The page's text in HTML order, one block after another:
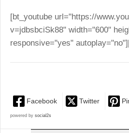
[bt_youtube url="https://
v=jdbsbciSk88" width="600"
responsive="yes"
Facebook Twitter
powered by social2s